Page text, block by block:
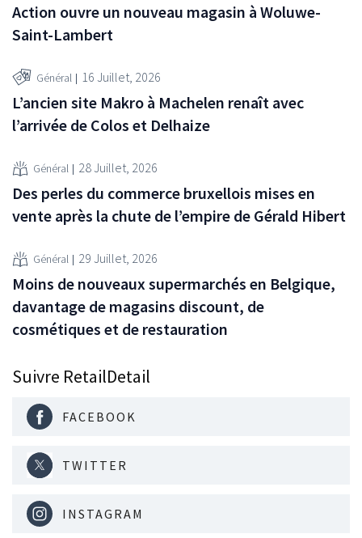
Action ouvre un nouveau magasin à Woluwe-
Saint-Lambert
Général 16 Juillet, 2026
L’ancien site Makro à Machelen renaît avec
l’arrivée de Colos et Delhaize
Général 28 Juillet, 2026
Des perles du commerce bruxellois mises en
vente après la chute de l’empire de Gérald Hibert
Général 29 Juillet, 2026
Moins de nouveaux supermarchés en Belgique,
davantage de magasins discount, de
cosmétiques et de restauration
Suivre RetailDetail
FACEBOOK
TWITTER
INSTAGRAM